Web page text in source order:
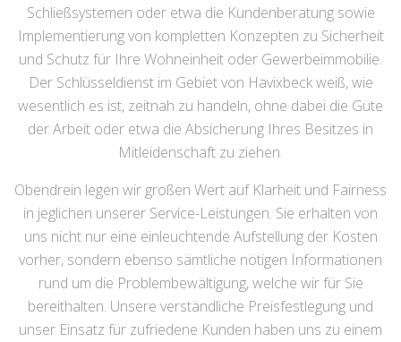
Schließsystemen oder etwa die Kundenberatung sowie
Implementierung von kompletten Konzepten zu Sicherheit
und Schutz für Ihre Wohneinheit oder Gewerbeimmobilie.
Der Schlüsseldienst im Gebiet von Havixbeck weiß, wie
wesentlich es ist, zeitnah zu handeln, ohne dabei die Güte
der Arbeit oder etwa die Absicherung Ihres Besitzes in
Mitleidenschaft zu ziehen.
Obendrein legen wir großen Wert auf Klarheit und Fairness
in jeglichen unserer Service-Leistungen. Sie erhalten von
uns nicht nur eine einleuchtende Aufstellung der Kosten
vorher, sondern ebenso sämtliche nötigen Informationen
rund um die Problembewältigung, welche wir für Sie
bereithalten. Unsere verständliche Preisfestlegung und
unser Einsatz für zufriedene Kunden haben uns zu einem